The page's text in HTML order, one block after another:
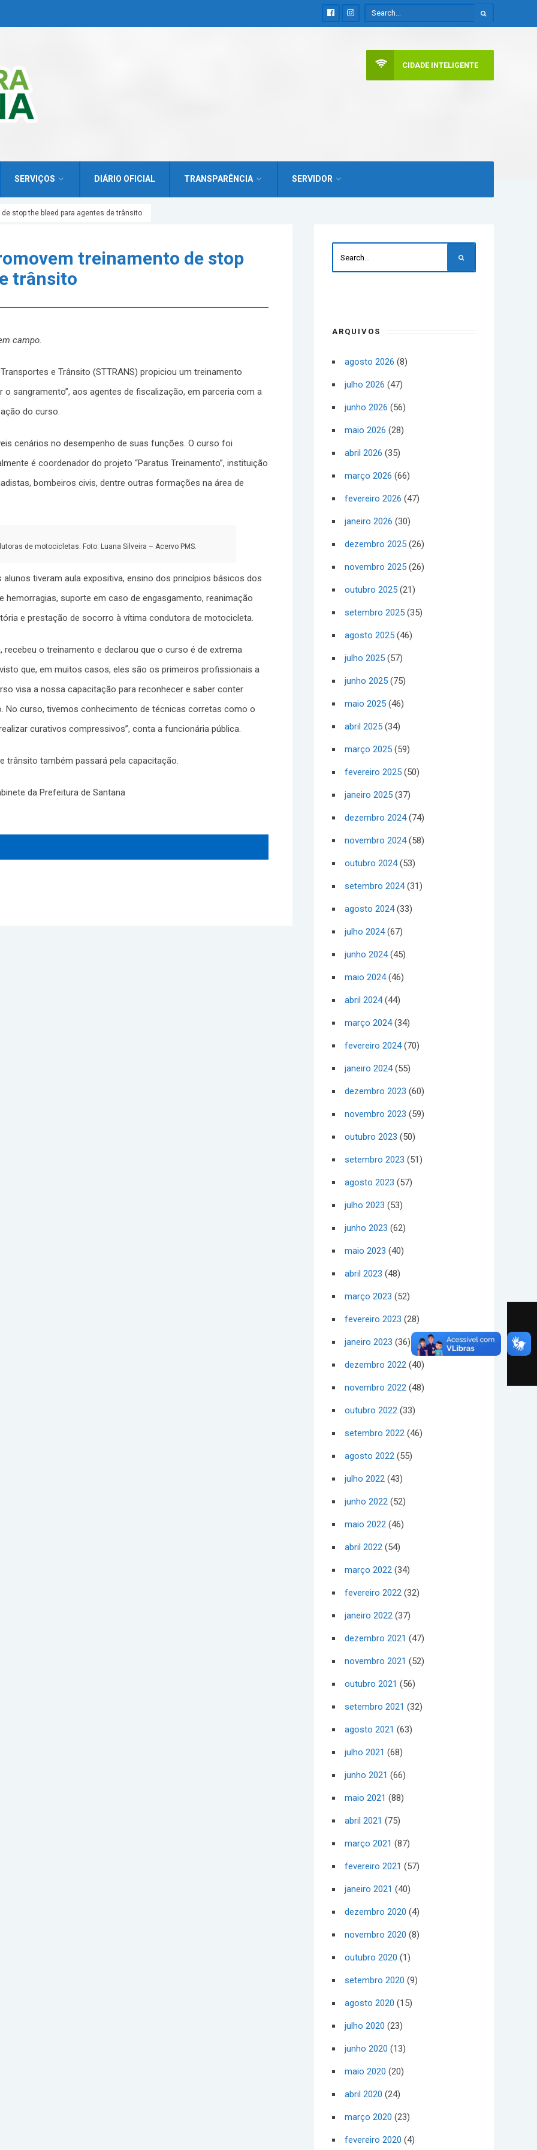
SERVIÇOS DIÁRIO OFICIAL TRANSPARÊNCIA SERVIDOR
CIDADE INTELIGENTE
stop the bleed para agentes de trânsito
treinamento de stop
trânsito
campo.
e Trânsito (STTRANS) propiciou um treinamento
o sangramento”, aos agentes de fiscalização, em parceria com a
do curso.
cenários no desempenho de suas funções. O curso foi
é coordenador do projeto “Paratus Treinamento”, instituição
bombeiros civis, dentre outras formações na área de
de motocicletas. Foto: Luana Silveira – Acervo PMS.
tiveram aula expositiva, ensino dos princípios básicos dos
suporte em caso de engasgamento, reanimação
e prestação de socorro à vítima condutora de motocicleta.
recebeu o treinamento e declarou que o curso é de extrema
que, em muitos casos, eles são os primeiros profissionais a
visa a nossa capacitação para reconhecer e saber conter
No curso, tivemos conhecimento de técnicas corretas como o
curativos compressivos”, conta a funcionária pública.
trânsito também passará pela capacitação.
da Prefeitura de Santana
ARQUIVOS
agosto 2026 (8)
julho 2026 (47)
junho 2026 (56)
maio 2026 (28)
abril 2026 (35)
março 2026 (66)
fevereiro 2026 (47)
janeiro 2026 (30)
dezembro 2025 (26)
novembro 2025 (26)
outubro 2025 (21)
setembro 2025 (35)
agosto 2025 (46)
julho 2025 (57)
junho 2025 (75)
maio 2025 (46)
abril 2025 (34)
março 2025 (59)
fevereiro 2025 (50)
janeiro 2025 (37)
dezembro 2024(74)
novembro 2024(58)
outubro 2024(53)
setembro 2024(31)
agosto 2024(33)
julho 2024(67)
junho 2024(45)
maio 2024(46)
abril 2024(44)
março 2024(34)
fevereiro 2024(70)
janeiro 2024(55)
dezembro 2023 (60)
novembro 2023 (59)
outubro 2023 (50)
setembro 2023 (51)
agosto 2023 (57)
julho 2023 (53)
junho 2023 (62)
maio 2023 (40)
abril 2023 (48)
março 2023 (52)
fevereiro 2023 (28)
janeiro 2023 (36)
dezembro 2022 (40)
novembro 2022 (48)
outubro 2022 (33)
setembro 2022 (46)
agosto 2022 (55)
julho 2022 (43)
junho 2022 (52)
maio 2022 (46)
abril 2022 (54)
março 2022 (34)
fevereiro 2022 (32)
janeiro 2022 (37)
dezembro 2021 (47)
novembro 2021 (52)
outubro 2021 (56)
setembro 2021 (32)
agosto 2021 (63)
julho 2021 (68)
junho 2021 (66)
maio 2021 (88)
abril 2021 (75)
março 2021 (87)
fevereiro 2021 (57)
janeiro 2021 (40)
dezembro 2020 (4)
novembro 2020 (8)
outubro 2020 (1)
setembro 2020 (9)
agosto 2020 (15)
julho 2020 (23)
junho 2020 (13)
maio 2020 (20)
abril 2020 (24)
março 2020 (23)
fevereiro 2020 (4)